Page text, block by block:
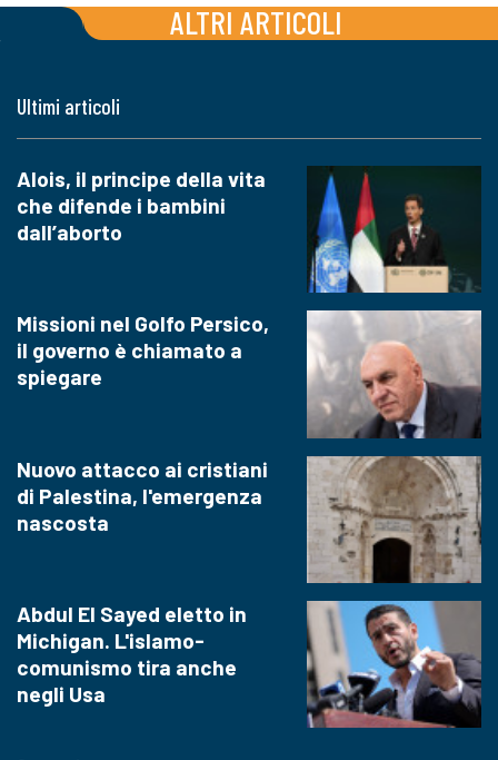
ALTRI ARTICOLI
Ultimi articoli
Alois, il principe della vita
che difende i bambini
dall’aborto
Missioni nel Golfo Persico,
il governo è chiamato a
spiegare
Nuovo attacco ai cristiani
di Palestina, l'emergenza
nascosta
Abdul El Sayed eletto in
Michigan. L'islamo-
comunismo tira anche
negli Usa